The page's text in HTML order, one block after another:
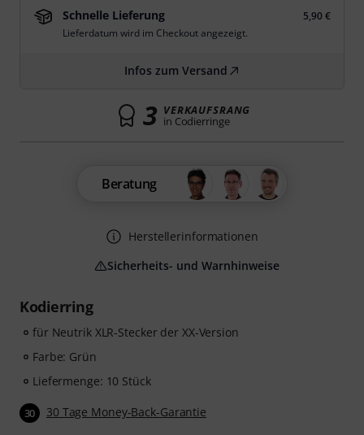
Kodierring
für Neutrik XLR-Stecker der XX-Version
Farbe: Grün
Liefermenge: 10 Stück
30 30 Tage Money-Back-Garantie
Schnelle Lieferung
5,90 €
Lieferdatum wird im Checkout angezeigt.
Infos zum Versand
3 VERKAUFSRANG
in Codierringe
Beratung
Herstellerinformationen
Sicherheits- und Warnhinweise